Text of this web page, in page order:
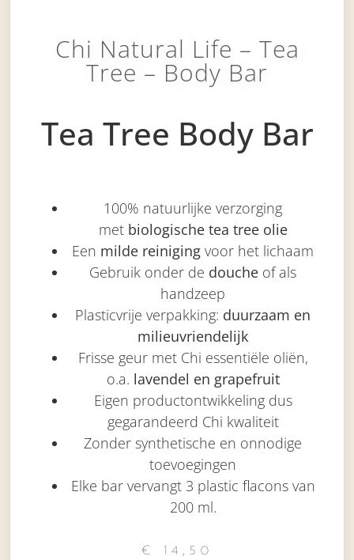
Chi Natural Life – Tea
Tree – Body Bar
Tea Tree Body Bar
100% natuurlijke verzorging
met biologische tea tree olie
Een milde reiniging voor het lichaam
Gebruik onder de douche of als
handzeep
Plasticvrije verpakking: duurzaam en
milieuvriendelijk
Frisse geur met Chi essentiële oliën,
o.a. lavendel en grapefruit
Eigen productontwikkeling dus
gegarandeerd Chi kwaliteit
Zonder synthetische en onnodige
toevoegingen
Elke bar vervangt 3 plastic flacons van
200 ml.
€ 14,50